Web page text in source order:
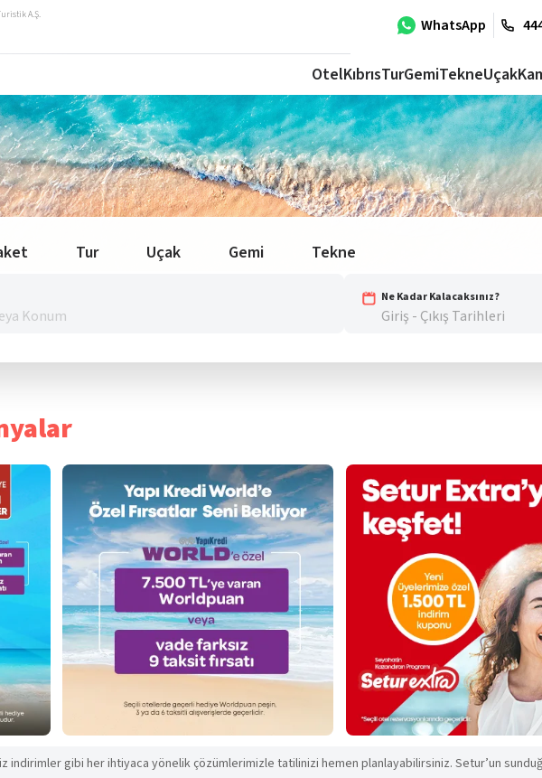
WhatsApp
A.Ş.
OtelKıbrısTurGemiTekneUçak
Tur Uçak Gemi Tekne
Ne Kadar Kalacaksınız?
Giriş - Çıkış Tarihleri
gibi her ihtiyaca yönelik çözümlerimizle tatilinizi hemen planlayabilirsiniz. Setur’un